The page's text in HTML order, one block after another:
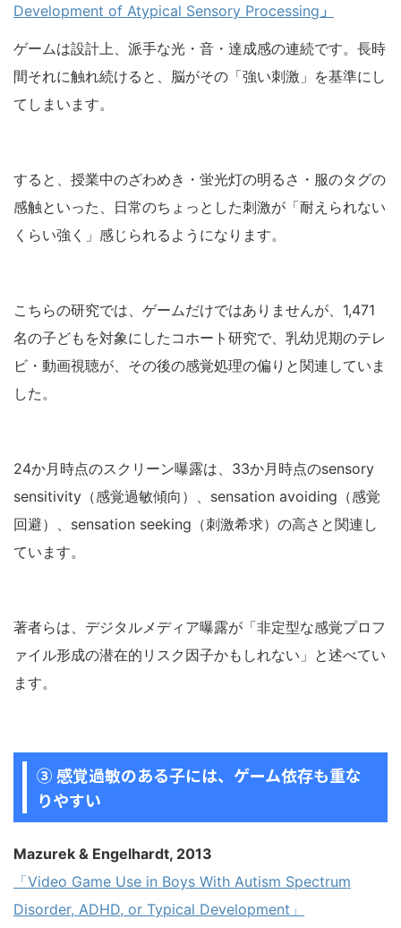
Development of Atypical Sensory Processing 」
ゲームは設計上、派手な光・音・達成感の連続です。長時
間それに触れ続けると、脳がその「強い刺激」を基準にし
てしまいます。
すると、授業中のざわめき・蛍光灯の明るさ・服のタグの
感触といった、日常のちょっとした刺激が「耐えられない
くらい強く」感じられるようになります。
こちらの研究では、ゲームだけではありませんが、1,471
名の子どもを対象にしたコホート研究で、乳幼児期のテレ
ビ・動画視聴が、その後の感覚処理の偏りと関連していま
した。
24か月時点のスクリーン曝露は、33か月時点のsensory
sensitivity（感覚過敏傾向）、sensation avoiding（感覚
回避）、sensation seeking（刺激希求）の高さと関連し
ています。
著者らは、デジタルメディア曝露が「非定型な感覚プロフ
ァイル形成の潜在的リスク因子かもしれない」と述べてい
ます。
③ 感覚過敏のある子には、ゲーム依存も重な
りやすい
Mazurek & Engelhardt, 2013
「Video Game Use in Boys With Autism Spectrum
Disorder, ADHD, or Typical Development」